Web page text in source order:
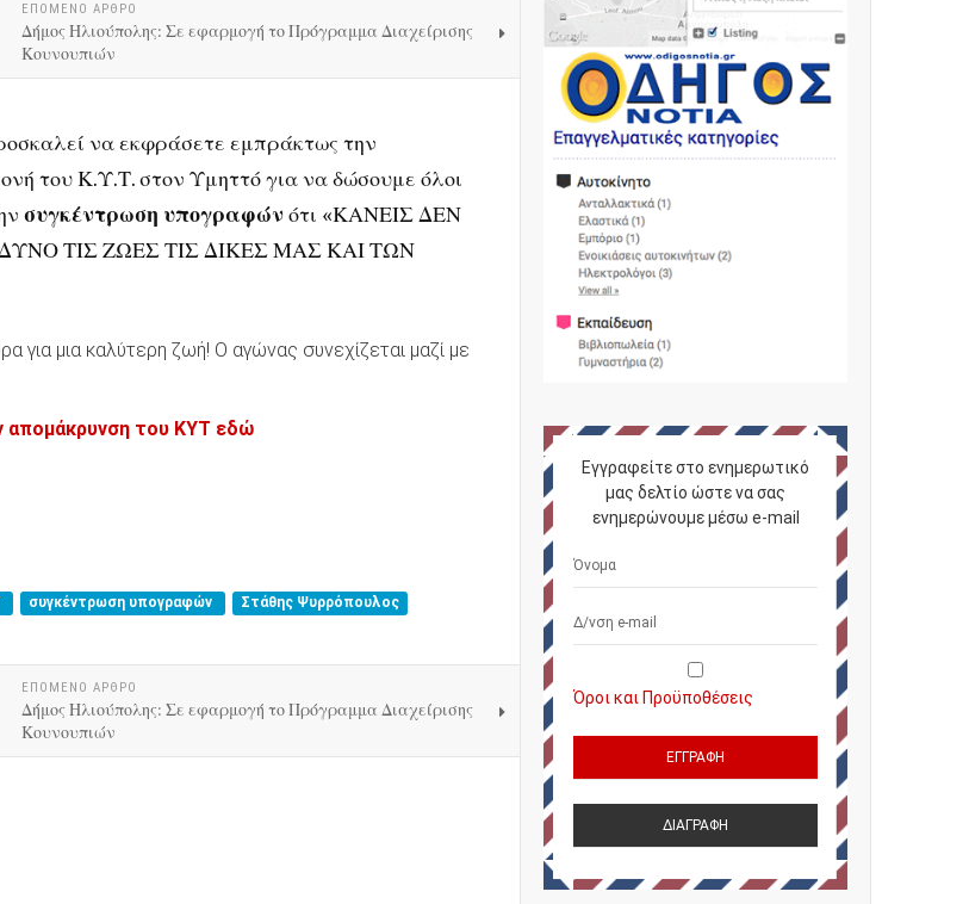
ΕΠΟΜΕΝΟ ΑΡΘΡΟ
Δήμος Ηλιούπολης: Σε εφαρμογή το Πρόγραμμα Διαχείρισης
Κουνουπιών
να εκφράσετε εμπράκτως την
του Κ.Υ.Τ. στον Υμηττό για να δώσουμε όλοι
συγκέντρωση υπογραφώνότι «ΚΑΝΕΙΣ ΔΕΝ
ΤΙΣ ΖΩΕΣ ΤΙΣ ΔΙΚΕΣ ΜΑΣ ΚΑΙ ΤΩΝ
για μια καλύτερη ζωή! Ο αγώνας συνεχίζεται μαζί με
απομάκρυνση του ΚΥΤ εδώ
συγκέντρωση υπογραφών Στάθης Ψυρρόπουλος
ΕΠΟΜΕΝΟ ΑΡΘΡΟ
Δήμος Ηλιούπολης: Σε εφαρμογή το Πρόγραμμα Διαχείρισης
Κουνουπιών
Εγγραφείτε στο ενημερωτικό
μας δελτίο ώστε να σας
ενημερώνουμε μέσω e-mail
Όροι και Προϋποθέσεις